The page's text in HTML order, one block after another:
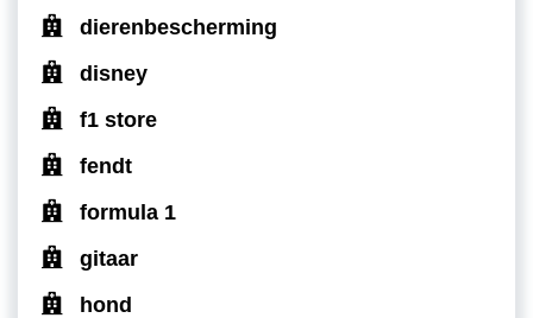
dierenbescherming
disney
f1 store
fendt
formula 1
gitaar
hond